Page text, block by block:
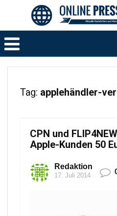
Tag: applehändler-
CPN und
Apple-Kunden 50
Redaktion
17. Juli 2014